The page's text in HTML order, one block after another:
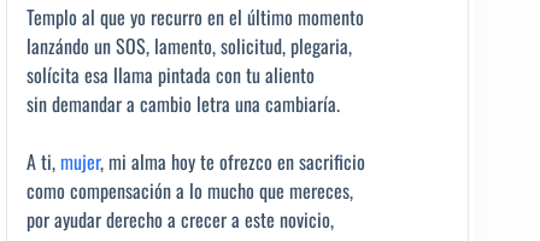
Templo al que yo recurro en el último momento
lanzándo un SOS, lamento, solicitud, plegaria,
solícita esa llama pintada con tu aliento
sin demandar a cambio letra una cambiaría.
A ti,mujer, mi alma hoy te ofrezco en sacrificio
como compensación a lo mucho que mereces,
por ayudar derecho a crecer a este novicio,